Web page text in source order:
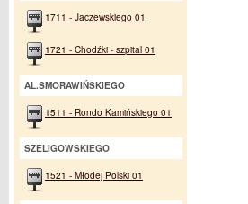
1711 - Jaczewskiego 01
1721 - Chodźki - szpital 01
AL.SMORAWIŃSKIEGO
1511 - Rondo Kamińskiego 01
SZELIGOWSKIEGO
1521 - Młodej Polski 01